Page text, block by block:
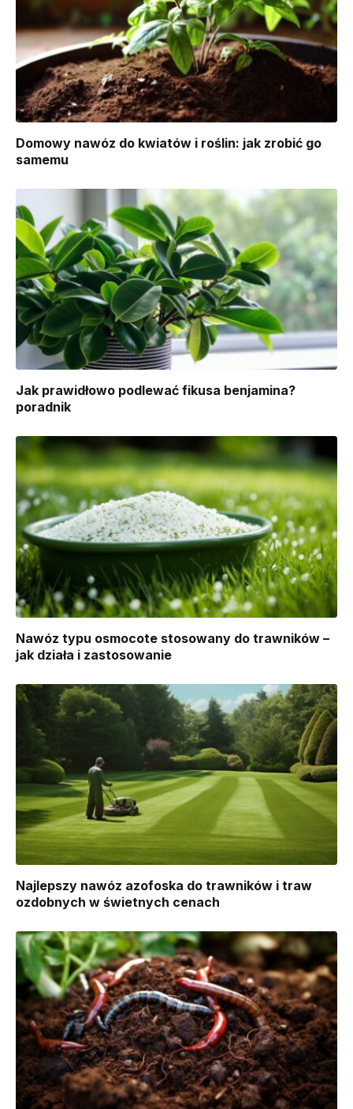
Domowy nawóz do kwiatów i roślin: jak zrobić go
samemu
Jak prawidłowo podlewać fikusa benjamina?
poradnik
Nawóz typu osmocote stosowany do trawników –
jak działa i zastosowanie
Najlepszy nawóz azofoska do trawników i traw
ozdobnych w świetnych cenach